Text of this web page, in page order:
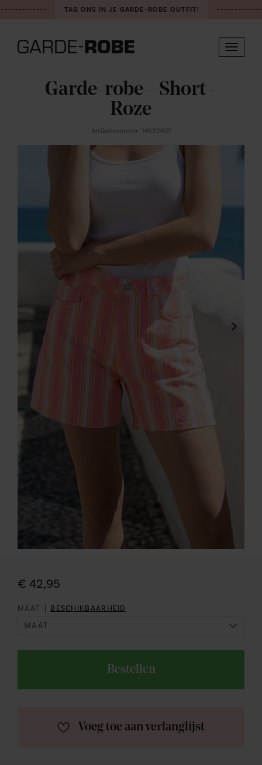
TAG ONS IN JE GARDE-ROBE OUTFIT!
Toggle
Garde-robe - Short -
Roze
Artikelnummer: 14932601
€ 42,95
MAAT | BESCHIKBAARHEID
Bestellen
Voeg toe aan verlanglijst